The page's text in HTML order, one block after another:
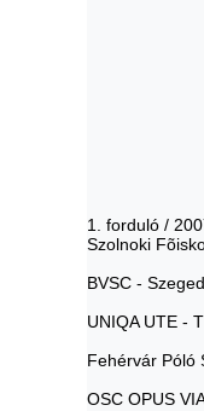
1. forduló /
Szolnoki
BVSC -
UNIQA UTE -
Fehérvár Póló
OSC OPUS